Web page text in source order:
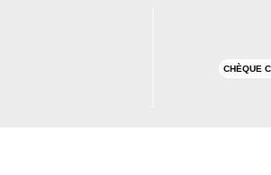
CHÈQUE